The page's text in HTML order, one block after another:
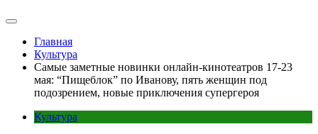
Главная
Культура
Самые заметные новинки онлайн-кинотеатров 17-23
мая: “Пищеблок” по Иванову, пять женщин под
подозрением, новые приключения супергероя
Культура